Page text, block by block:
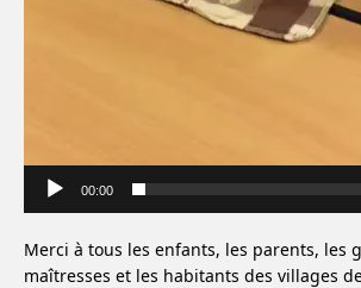
00:00
Merci à tous les enfants, les parents, les
maîtresses et les habitants des villages